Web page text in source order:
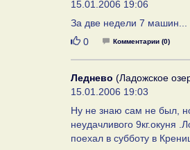
15.01.2006 19:06
За две недели 7 машин...
Нравится
0 Комментарии (0)
Леднево (Ладожское
15.01.2006 19:03
Ну не знаю сам не был,
неудачливого
поехал в субботу в